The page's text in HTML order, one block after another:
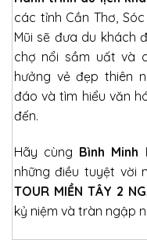
các tỉnh Cần Thơ,
Mũi sẽ đưa du khách
chợ nổi sầm uất và
hưởng vẻ đẹp thiên
đáo và tìm hiểu văn
đến.
Hãy cùng Bình Minh
những điều tuyệt vời
TOUR MIỀN TÂY 2
kỷ niệm và tràn ngập